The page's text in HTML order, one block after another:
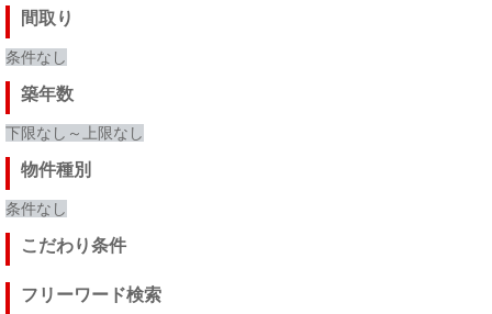
間取り
条件なし
築年数
下限なし～上限なし
物件種別
条件なし
こだわり条件
フリーワード検索